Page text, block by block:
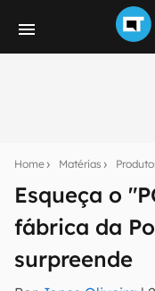
Home Matérias
Esqueça o
fábrica da
surpreende
notícias e
E-mail